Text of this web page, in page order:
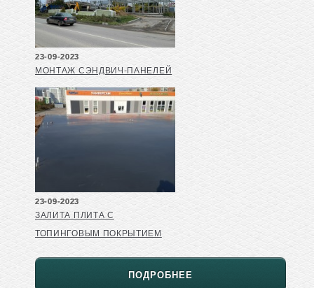
23-09-2023
МОНТАЖ СЭНДВИЧ-ПАНЕЛЕЙ
23-09-2023
ЗАЛИТА ПЛИТА С
ТОПИНГОВЫМ ПОКРЫТИЕМ
ПОДРОБНЕЕ